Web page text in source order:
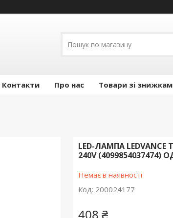
Контакти Про нас Товари зі
LED-ЛАМПА LEDVANCE
240V
Немає в наявності
Код: 200024177
408 ₴